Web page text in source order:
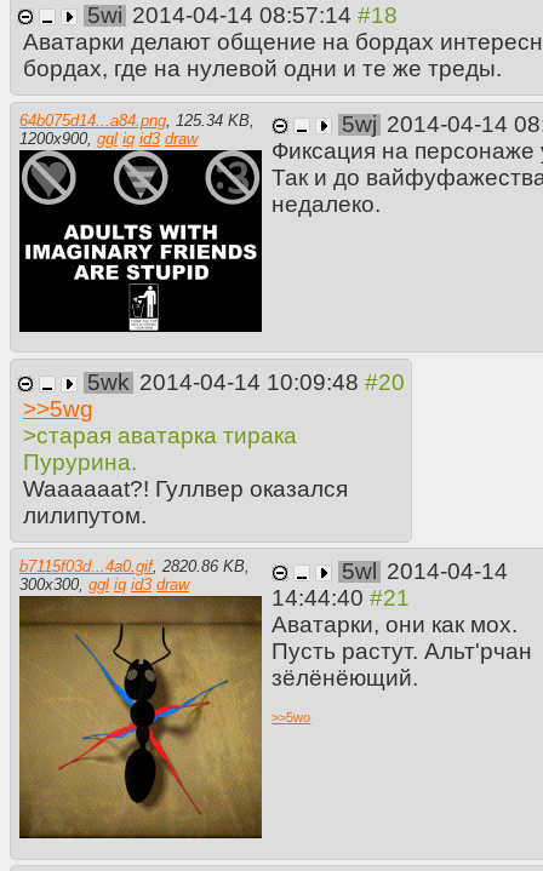
5wi 2014-04-14 08:57:14
Аватарки делают общение на бордах
бордах, где на нулевой одни и те же треды.
64b075d14...a84.png 125.34 KB
1200x900 ggl iq id3 draw
5wj 2014-04-14
Фиксация на
Так и до
недалеко.
5wk 2014-04-14 10:09:48
>>5wg
>старая аватарка тирака
Пурурина.
Waaaaaat?! Гуллвер оказался
лилипутом.
b7115f03d...4a0.gif, 2820.86 KB,
300x300, ggl iq id3 draw
5wl
2014-04-14
14:44:40
Аватарки, они как мох.
Пусть растут. Альт'рчан
зёлёнёющий.
>>5wo